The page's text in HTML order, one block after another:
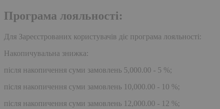
Програма лояльності:
Для Зареєстрованих користувачів діє програма лояльності:
Накопичувальна знижка:
після накопичення суми замовлень 5,000.00 - 5 %;
після накопичення суми замовлень 10,000.00 - 10 %;
після накопичення суми замовлень 12,000.00 - 12 %;